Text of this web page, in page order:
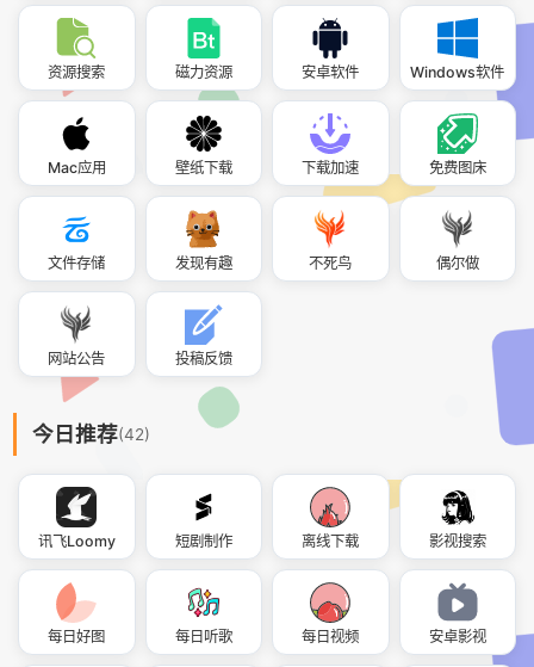
资源搜索 磁力资源 安卓软件 Windows软件
Mac应用 壁纸下载 下载加速 免费图床
文件存储 发现有趣 不死鸟 偶尔做
网站公告 投稿反馈
今日推荐(42)
讯飞Loomy 短剧制作 离线下载 影视搜索
每日好图 每日听歌 每日视频 安卓影视